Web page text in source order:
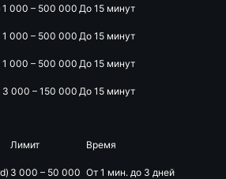
1 000 – 500 000 До 15 минут
1 000 – 500 000 До 15 минут
1 000 – 500 000 До 15 минут
3 000 – 150 000 До 15 минут
Лимит Время
3 000 – 50 000 От 1 мин. до 3 дней